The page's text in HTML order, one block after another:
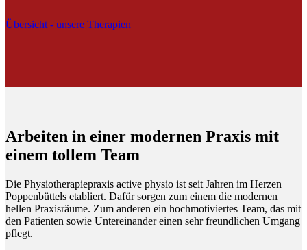
Übersicht - unsere Therapien
Arbeiten in einer modernen Praxis mit
einem tollem Team
Die Physiotherapiepraxis active physio ist seit Jahren im Herzen
Poppenbüttels etabliert. Dafür sorgen zum einem die modernen
hellen Praxisräume. Zum anderen ein hochmotiviertes Team, das mit
den Patienten sowie Untereinander einen sehr freundlichen Umgang
pflegt.